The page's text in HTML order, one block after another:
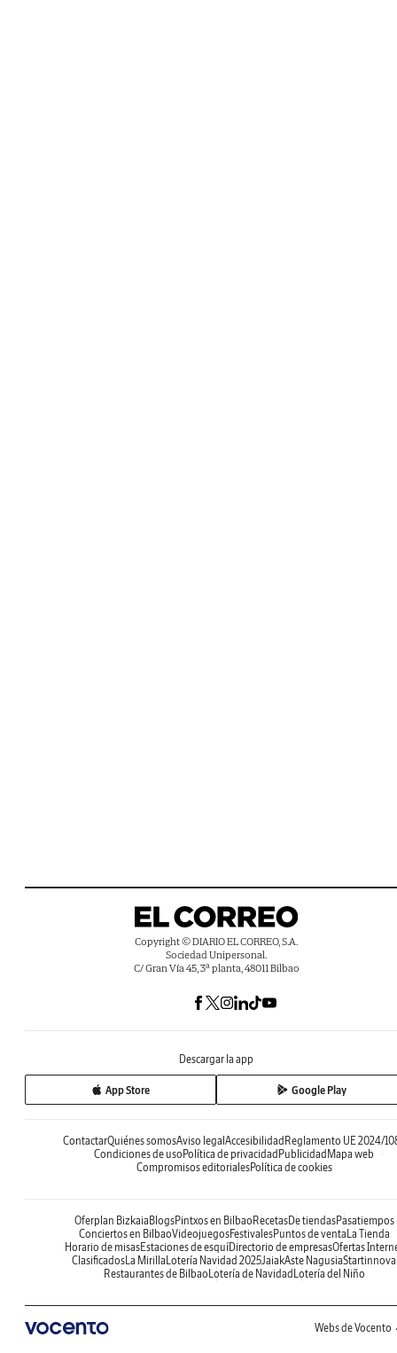
Copyright © DIARIO EL CORREO, S.A.
Sociedad Unipersonal.
C/ Gran Vía 45, 3ª planta, 48011 Bilbao
Descargar la app
App Store Google Play
ContactarQuiénes somosAviso legal Accesibilidad Reglamento UE 2024/
Condiciones de uso Política de privacidad Publicidad Mapa web
Compromisos editorialesPolítica de cookies
Oferplan Bizkaia BlogsPintxos en Bilbao RecetasDe tiendasPasatiempos
Conciertos en BilbaoVideojuegosFestivalesPuntos de venta La Tienda
Horario de misasEstaciones de esquíDirectorio de empresasOfertas
ClasificadosLa Mirilla Lotería Navidad 2025JaiakAste NagusiaStartinnova
Restaurantes de Bilbao Lotería de Navidad Lotería del Niño
Webs de Vocento